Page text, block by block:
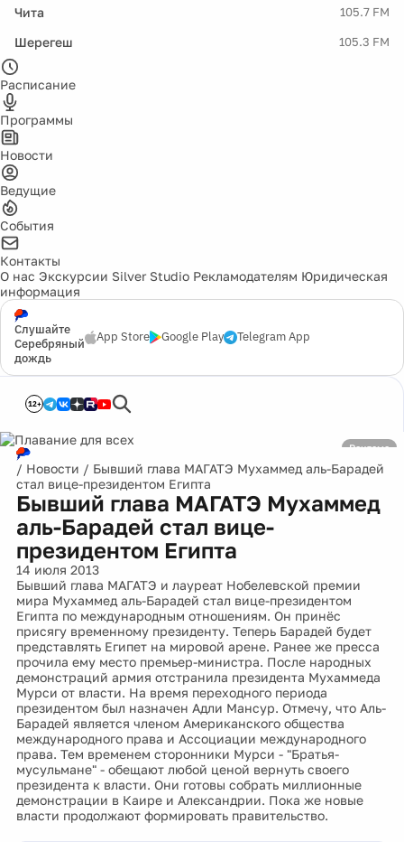
Чита 105.7 FM
Шерегеш 105.3 FM
Расписание
Программы
Новости
Ведущие
События
Контакты
О нас Экскурсии Silver Studio Рекламодателям Юридическая
информация
Слушайте
Серебряный
дождь
App Store Google Play Telegram App
12+
Реклама
/ Новости / Бывший глава МАГАТЭ Мухаммед аль-Барадей
стал вице-президентом Египта
Бывший глава МАГАТЭ Мухаммед
аль-Барадей стал вице-
президентом Египта
14 июля 2013
Бывший глава МАГАТЭ и лауреат Нобелевской премии
мира Мухаммед аль-Барадей стал вице-президентом
Египта по международным отношениям. Он принёс
присягу временному президенту. Теперь Барадей будет
представлять Египет на мировой арене. Ранее же пресса
прочила ему место премьер-министра. После народных
демонстраций армия отстранила президента Мухаммеда
Мурси от власти. На время переходного периода
президентом был назначен Адли Мансур. Отмечу, что Аль-
Барадей является членом Американского общества
международного права и Ассоциации международного
права. Тем временем сторонники Мурси - "Братья-
мусульмане" - обещают любой ценой вернуть своего
президента к власти. Они готовы собрать миллионные
демонстрации в Каире и Александрии. Пока же новые
власти продолжают формировать правительство.